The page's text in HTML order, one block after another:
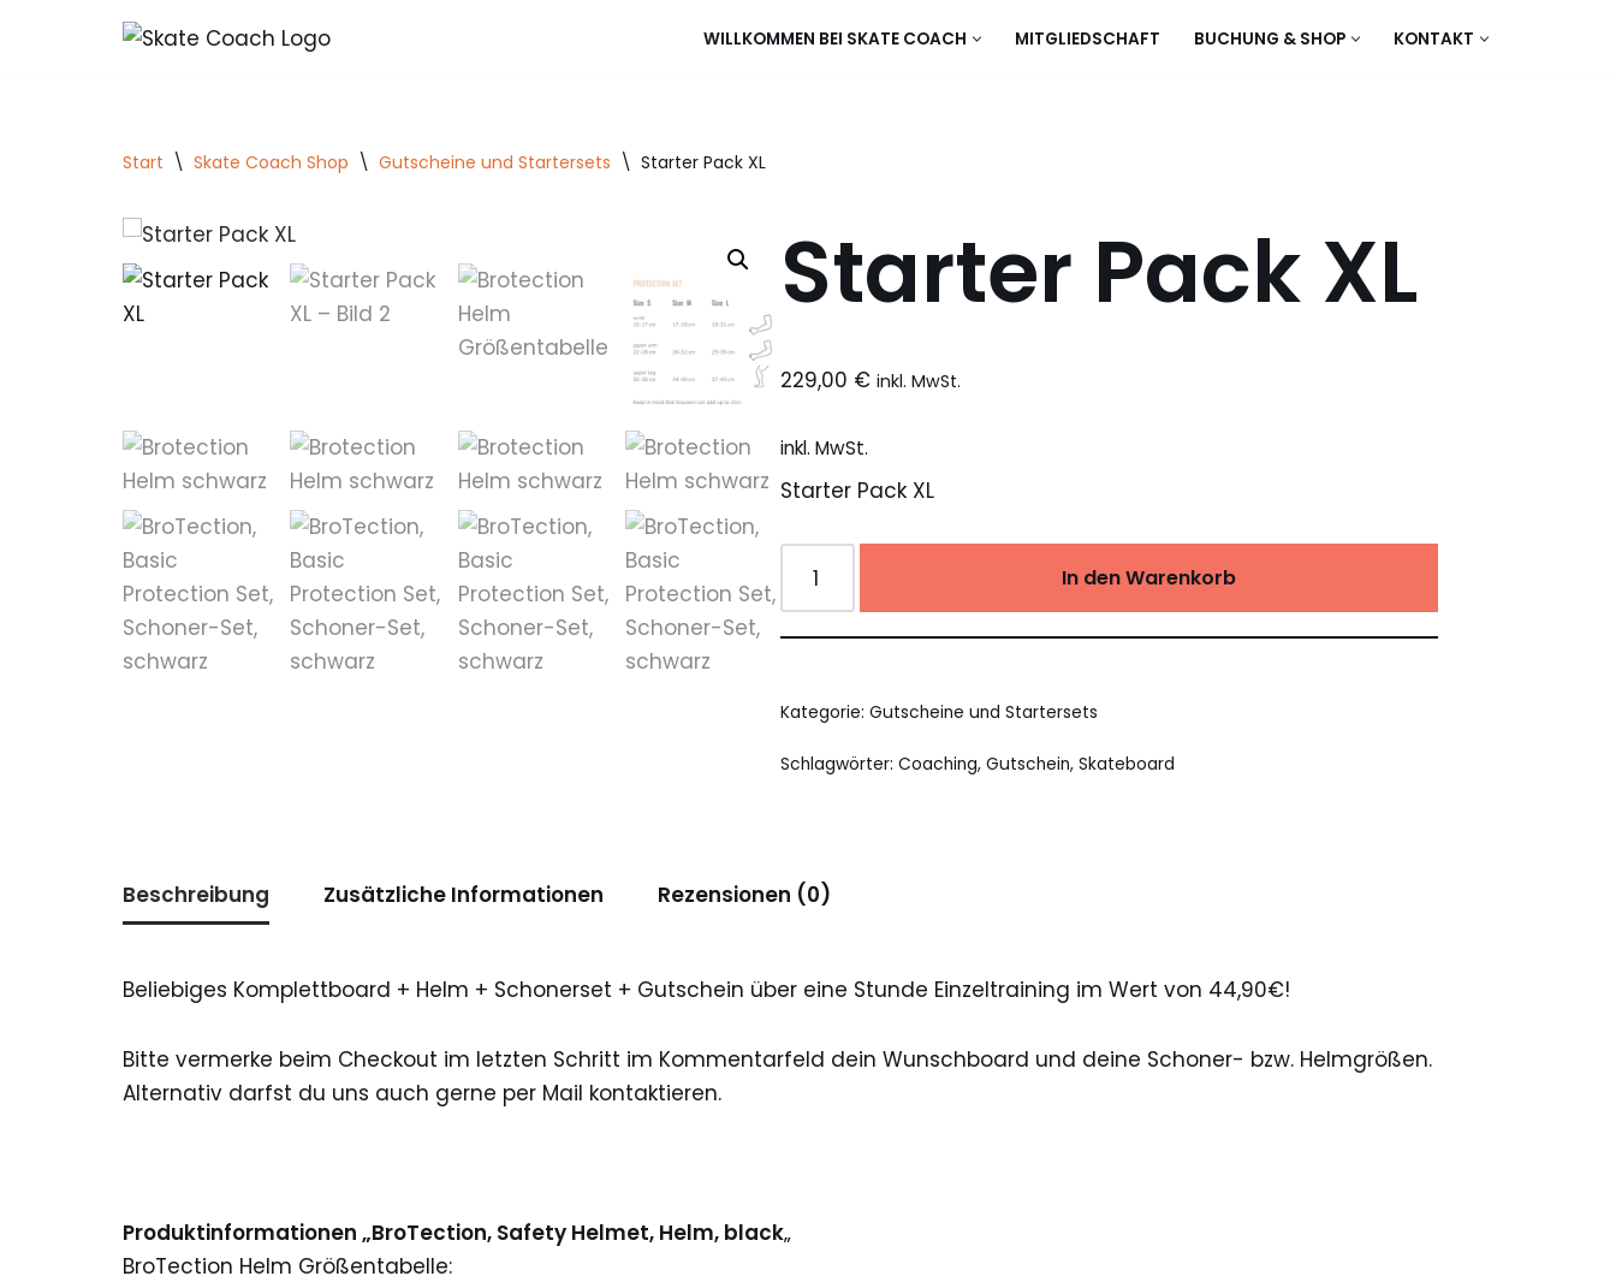
WILLKOMMEN BEI SKATE COACH MITGLIEDSCHAFT BUCHUNG & SHOP KONTAKT
Start \ Skate Coach Shop \ Gutscheine und Startersets \ Starter Pack XL
Starter Pack XL
229,00 € inkl. MwSt.
inkl. MwSt.
Starter Pack XL
In den Warenkorb
Kategorie:Gutscheine und Startersets
Schlagwörter:Coaching,Gutschein,Skateboard
Beschreibung Zusätzliche Informationen Rezensionen (0)
Beliebiges Komplettboard + Helm + Schonerset + Gutschein über eine Stunde Einzeltraining im Wert von 44,90€!
Bitte vermerke beim Checkout im letzten Schritt im Kommentarfeld dein Wunschboard und deine Schoner- bzw. Helmgrößen.
Alternativ darfst du uns auch gerne per Mail kontaktieren.
Produktinformationen „BroTection, Safety Helmet, Helm, black„
BroTection Helm Größentabelle: